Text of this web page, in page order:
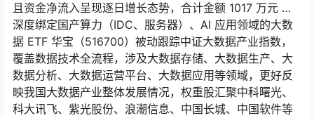
且资金净流入呈现逐日增长态势，合计金额 1017 万元 …
深度绑定国产算力（IDC、服务器）、AI 应用领域的大数
据 ETF 华宝（516700）被动跟踪中证大数据产业指数，
覆盖数据技术全流程，涉及大数据存储、大数据生产、大
数据分析、大数据运营平台、大数据应用等领域，更好反
映我国大数据产业整体发展情况，权重股汇聚中科曙光、
科大讯飞、紫光股份、浪潮信息、中国长城、中国软件等